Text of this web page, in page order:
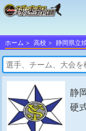
ホーム 高校 静岡県立
静
硬